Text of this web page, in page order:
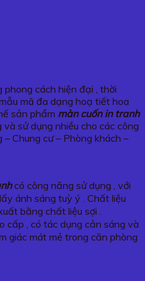
cách hiện đại , thời
mã đa dạng hoạ tiết hoa
sản phẩm màn cuốn in tranh
sử dụng nhiều cho các công
Chung cư – Phòng khách –
có công năng sử dụng , với
ánh sáng tuỳ ý . Chất liệu
bằng chất liệu sợi .
cấp , có tác dụng cản sáng và
giác mát mẻ trong căn phòng